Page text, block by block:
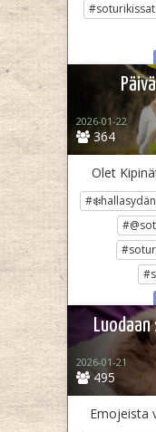
364
2026-01-22
Olet
495
2026-01-21
Emojeista